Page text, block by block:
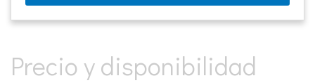
Precio y disponibilidad